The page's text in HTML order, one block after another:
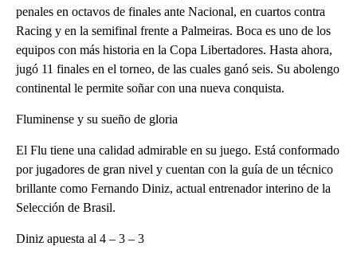
penales en octavos de finales ante Nacional, en cuartos contra
Racing y en la semifinal frente a Palmeiras. Boca es uno de los
equipos con más historia en la Copa Libertadores. Hasta ahora,
jugó 11 finales en el torneo, de las cuales ganó seis. Su abolengo
continental le permite soñar con una nueva conquista.
Fluminense y su sueño de gloria
El Flu tiene una calidad admirable en su juego. Está conformado
por jugadores de gran nivel y cuentan con la guía de un técnico
brillante como Fernando Diniz, actual entrenador interino de la
Selección de Brasil.
Diniz apuesta al 4 – 3 – 3